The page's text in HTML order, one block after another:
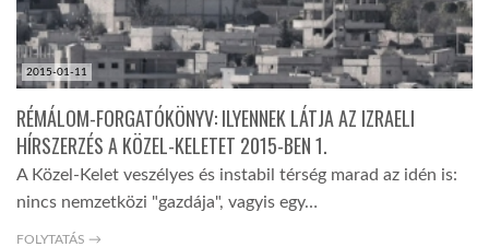
2015-01-11
RÉMÁLOM-FORGATÓKÖNYV: ILYENNEK LÁTJA AZ IZRAELI
HÍRSZERZÉS A KÖZEL-KELETET 2015-BEN 1.
A Közel-Kelet veszélyes és instabil térség marad az idén is:
nincs nemzetközi "gazdája", vagyis egy…
FOLYTATÁS →